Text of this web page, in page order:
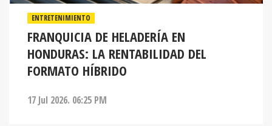
ENTRETENIMIENTO
FRANQUICIA DE HELADERÍA EN
HONDURAS: LA RENTABILIDAD DEL
FORMATO HÍBRIDO
17 Jul 2026. 06:25 PM